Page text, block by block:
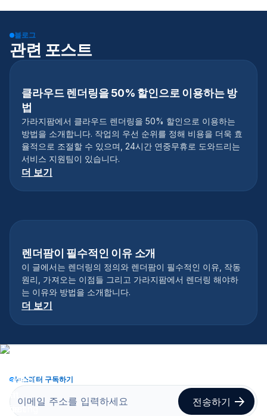
블로그
관련 포스트
클라우드 렌더링을 50% 할인으로 이용하는 방
법
가라지팜에서 클라우드 렌더링을 50% 할인으로 이용하는
방법을 소개합니다. 작업의 우선 순위를 정해 비용을 더욱 효
율적으로 조절할 수 있으며, 24시간 연중무휴로 도와드리는
서비스 지원팀이 있습니다.
더 보기
렌더팜이 필수적인 이유 소개
이 글에서는 렌더링의 정의와 렌더팜이 필수적인 이유, 작동
원리, 가져오는 이점들 그리고 가라지팜에서 렌더링 해야하
는 이유와 방법을 소개합니다.
더 보기
뉴스레터 구독하기